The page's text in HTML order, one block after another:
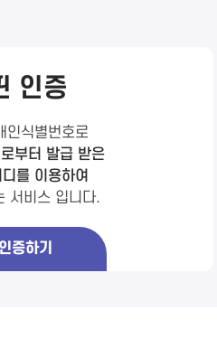
인증
인식별번호로
부터 발급 받은
를 이용하여
서비스 입니다.
증하기